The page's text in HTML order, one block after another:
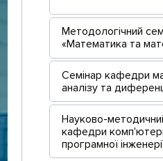
Методологічний
«Математика та
Семінар кафедри
аналізу та
Науково-
кафедри
програмної